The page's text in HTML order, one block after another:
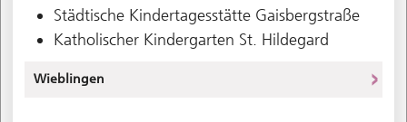
Städtische Kindertagesstätte Gaisbergstraße
Katholischer Kindergarten St. Hildegard
Wieblingen